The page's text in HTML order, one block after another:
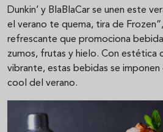
Dunkin’ y BlaBlaCar se unen este
el verano te quema, tira de
refrescante que promociona
zumos, frutas y hielo. Con estética
vibrante, estas bebidas se
cool del verano.